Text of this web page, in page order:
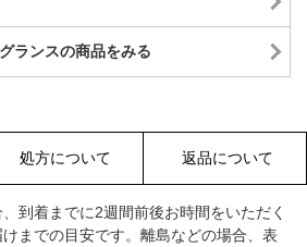
ランスの商品をみる
処方について 返品について
到着までに2週間前後お時間をいただく
までの目安です。離島などの場合、表